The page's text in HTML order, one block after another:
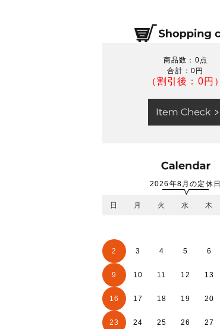
商品数：0点
合計：0円
（割引後：0円）
2026年8月の定休日
日 月 火 水 木
2 3 4 5 6
9 10 11 12 13
16 17 18 19 20
23 24 25 26 27